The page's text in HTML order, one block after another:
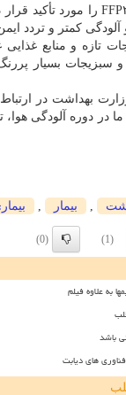
تازه و منابع غذایی
و سبزیجات بسیار
بهداشت در
در دوره آلودگی
بیمار
(1)
(0)
به علاوه فیلم
باشد
های دیابت